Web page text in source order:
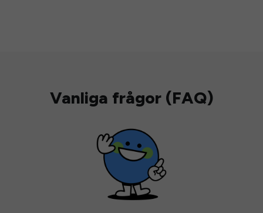
Vanliga frågor (FAQ)